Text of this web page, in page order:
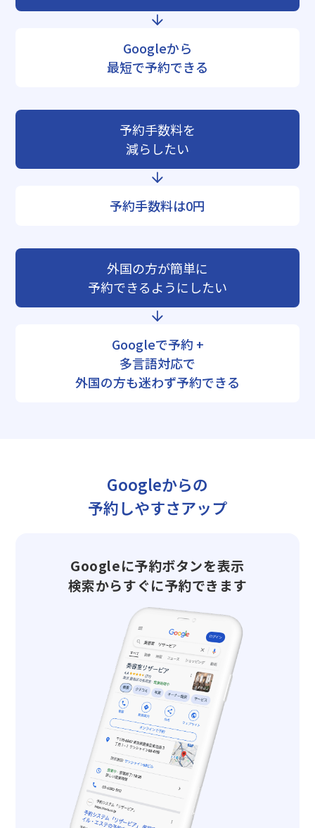
Googleから
最短で予約できる
予約手数料を
減らしたい
予約手数料は0円
外国の方が簡単に
予約できるようにしたい
Googleで予約 +
多言語対応で
外国の方も迷わず予約できる
Googleからの
予約しやすさアップ
Googleに予約ボタンを表示
検索からすぐに予約できます